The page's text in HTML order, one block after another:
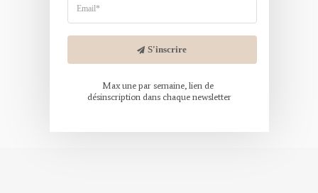
S'inscrire
Max une par semaine, lien de
désinscription dans chaque newsletter